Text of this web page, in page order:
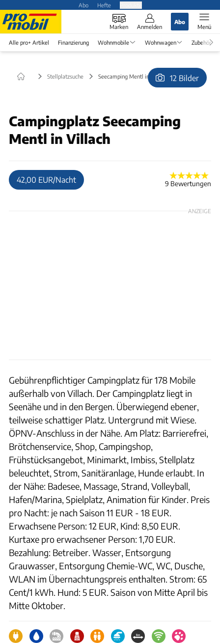
Abo Hefte
Marken Anmelden
Abo
Menü
Alle pro+ Artikel Finanzierung Wohnmobile Wohnwagen Zubehör
Stellplatzsuche Seecamping Mentl in Villach 12 Bilder
Campingplatz Seecamping
Mentl in Villach
42,00 EUR/Nacht 9 Bewertungen
ANZEIGE
Gebührenpflichtiger Campingplatz für 178 Mobile
außerhalb von Villach. Der Campingplatz liegt in
Seenähe und in den Bergen. Überwiegend ebener,
teilweise schattiger Platz. Untergrund mit Wiese.
ÖPNV-Anschluss in der Nähe. Am Platz: Barrierefrei,
Brötchenservice, Shop, Campingshop,
Frühstücksangebot, Minimarkt, Imbiss, Stellplatz
beleuchtet, Strom, Sanitäranlage, Hunde erlaubt. In
der Nähe: Badesee, Massage, Strand, Volleyball,
Hafen/Marina, Spielplatz, Animation für Kinder. Preis
pro Nacht: je nach Saison 11 EUR - 18 EUR.
Erwachsene Person: 12 EUR, Kind: 8,50 EUR.
Kurtaxe pro erwachsener Person: 1,70 EUR.
Bezahlung: Betreiber. Wasser, Entsorgung
Grauwasser, Entsorgung Chemie-WC, WC, Dusche,
WLAN im Übernachtungspreis enthalten. Strom: 65
Cent/1 kWh. Hund: 5 EUR. Saison von Mitte April bis
Mitte Oktober.